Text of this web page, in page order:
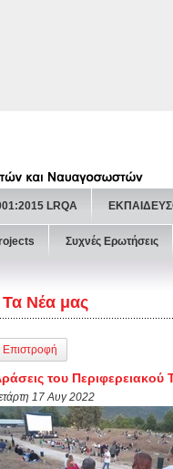
LRQA
Συχνές Ερωτήσεις
Τα Νέα μας
Επιστροφή
του
17 Αυγ 2022